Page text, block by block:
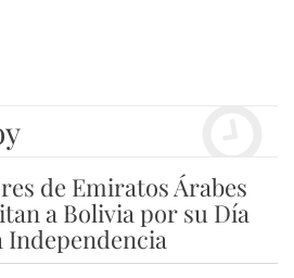
de Emiratos Árabes
a Bolivia por su Día
Independencia